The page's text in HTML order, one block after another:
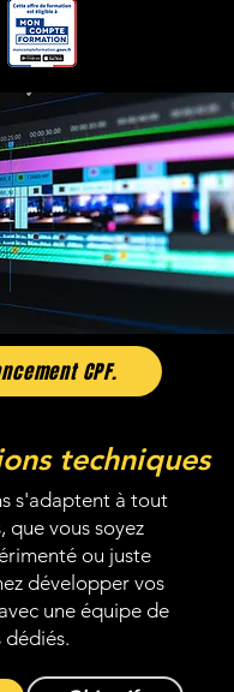
CPF.
techniques
s'adaptent à tout
que vous soyez
ou juste
développer vos
une équipe de
dédiés.